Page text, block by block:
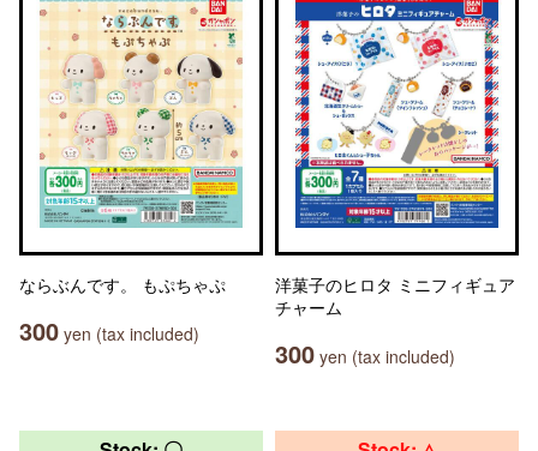
ならぶんです。 もぷちゃぷ
300 yen (tax included)
洋菓子のヒロタ ミニフィギュア
チャーム
300 yen (tax included)